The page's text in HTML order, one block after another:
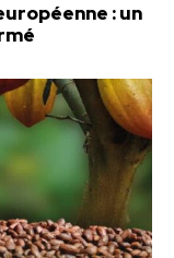
: un